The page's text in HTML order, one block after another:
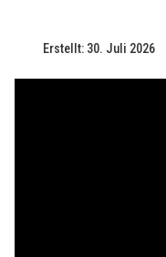
Erstellt: 30. Juli 2026